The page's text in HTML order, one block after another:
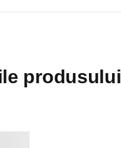
produsului